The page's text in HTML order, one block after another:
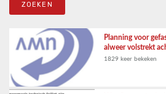
Planning voor
alweer volstrekt
1829 keer bekeken